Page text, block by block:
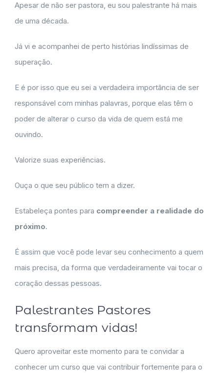
Apesar de não ser pastora, eu sou palestrante há mais
de uma década.
Já vi e acompanhei de perto histórias lindíssimas de
superação.
E é por isso que eu sei a verdadeira importância de ser
responsável com minhas palavras, porque elas têm o
poder de alterar o curso da vida de quem está me
ouvindo.
Valorize suas experiências.
Ouça o que seu público tem a dizer.
Estabeleça pontes para compreender a realidade do
próximo.
É assim que você pode levar seu conhecimento a quem
mais precisa, da forma que verdadeiramente vai tocar o
coração dessas pessoas.
Palestrantes Pastores
transformam vidas!
Quero aproveitar este momento para te convidar a
conhecer um curso que vai contribuir fortemente para o